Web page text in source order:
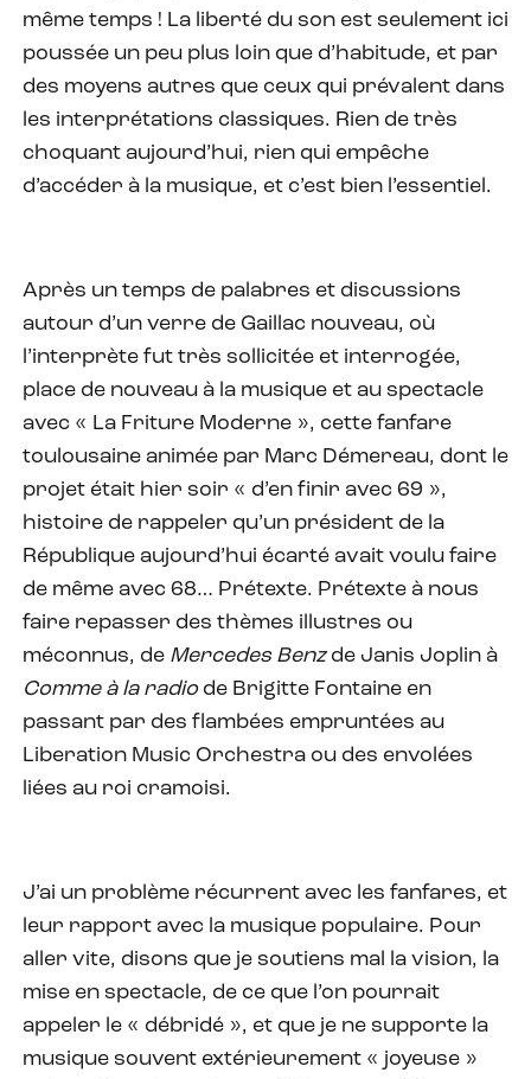
même temps ! La liberté du son est seulement ici
poussée un peu plus loin que d’habitude, et par
des moyens autres que ceux qui prévalent dans
les interprétations classiques. Rien de très
choquant aujourd’hui, rien qui empêche
d’accéder à la musique, et c’est bien l’essentiel.
Après un temps de palabres et discussions
autour d’un verre de Gaillac nouveau, où
l’interprète fut très sollicitée et interrogée,
place de nouveau à la musique et au spectacle
avec « La Friture Moderne », cette fanfare
toulousaine animée par Marc Démereau, dont le
projet était hier soir « d’en finir avec 69 »,
histoire de rappeler qu’un président de la
République aujourd’hui écarté avait voulu faire
de même avec 68… Prétexte. Prétexte à nous
faire repasser des thèmes illustres ou
méconnus, de Mercedes Benzde Janis Joplin à
Comme à la radiode Brigitte Fontaine en
passant par des flambées empruntées au
Liberation Music Orchestra ou des envolées
liées au roi cramoisi.
J’ai un problème récurrent avec les fanfares, et
leur rapport avec la musique populaire. Pour
aller vite, disons que je soutiens mal la vision, la
mise en spectacle, de ce que l’on pourrait
appeler le « débridé », et que je ne supporte la
musique souvent extérieurement « joyeuse »